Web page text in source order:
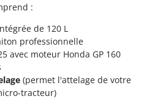
pour tracteur
pour vignes
:
de 120 L
professionnelle
avec moteur Honda GP 160
(permet l'attelage de votre
tracteur)